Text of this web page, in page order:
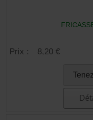
Prix : 8,20 €